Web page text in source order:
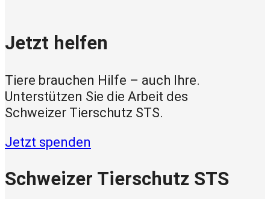
Jetzt helfen
Tiere brauchen Hilfe – auch Ihre.
Unterstützen Sie die Arbeit des
Schweizer Tierschutz STS.
Jetzt spenden
Schweizer Tierschutz STS